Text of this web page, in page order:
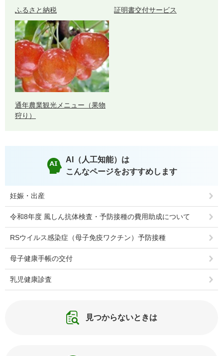
ふるさと納税 証明書交付サービス
通年農業観光メニュー（果物
狩り）
AI（人工知能）は
こんなページをおすすめします
妊娠・出産
令和8年度 風しん抗体検査・予防接種の費用助成について
RSウイルス感染症（母子免疫ワクチン）予防接種
母子健康手帳の交付
乳児健康診査
見つからないときは